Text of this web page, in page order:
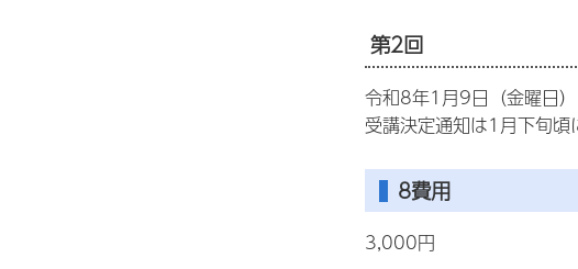
第2回
令和8年1月9日（金曜日）
受講決定通知は1月下旬頃
8費用
3,000円